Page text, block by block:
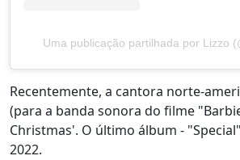
Uma publicação partilhada por Lizzo
Recentemente, a cantora norte-
(para a banda sonora do filme
Christmas'. O último álbum -
2022.